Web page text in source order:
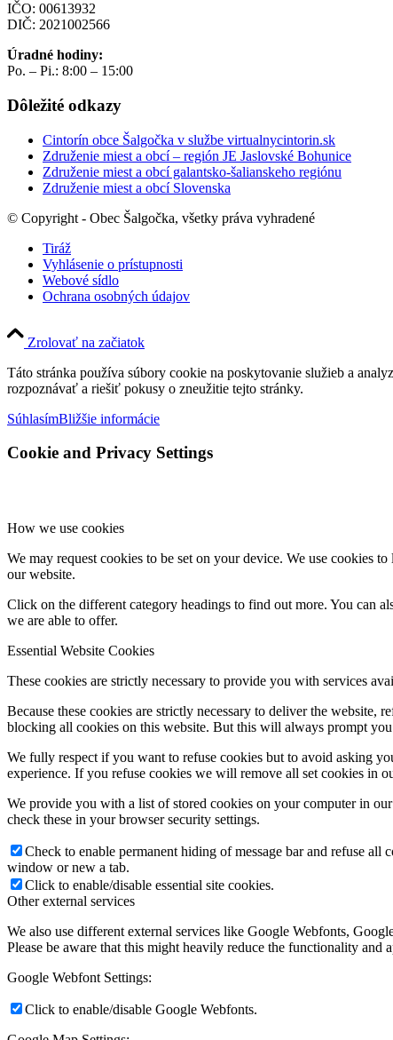
IČO: 00613932
DIČ: 2021002566
Úradné hodiny:
Po. – Pi.: 8:00 – 15:00
Dôležité odkazy
Cintorín obce Šalgočka v službe virtualnycintorin.sk
Združenie miest a obcí – región JE Jaslovské Bohunice
Združenie miest a obcí galantsko-šalianskeho regiónu
Združenie miest a obcí Slovenska
© Copyright - Obec Šalgočka, všetky práva vyhradené
Tiráž
Vyhlásenie o prístupnosti
Webové sídlo
Ochrana osobných údajov
Zrolovať na začiatok
Táto stránka používa súbory cookie na poskytovanie služieb a
rozpoznávať a riešiť pokusy o zneužitie tejto stránky.
SúhlasímBližšie informácie
Cookie and Privacy Settings
How we use cookies
We may request cookies to be set on your device. We use cookies
our website.
Click on the different category headings to find out more. You can
we are able to offer.
Essential Website Cookies
These cookies are strictly necessary to provide you with services
Because these cookies are strictly necessary to deliver the
blocking all cookies on this website. But this will always prompt
We fully respect if you want to refuse cookies but to avoid asking
experience. If you refuse cookies we will remove all set cookies in
We provide you with a list of stored cookies on your computer in
check these in your browser security settings.
Check to enable permanent hiding of message bar and refuse
window or new a tab.
Click to enable/disable essential site cookies.
Other external services
We also use different external services like Google Webfonts,
Please be aware that this might heavily reduce the functionality and
Google Webfont Settings:
Click to enable/disable Google Webfonts.